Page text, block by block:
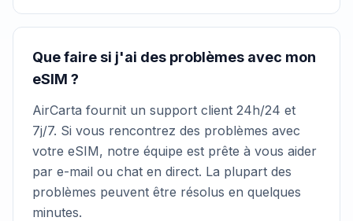
Que faire si j'ai des problèmes avec mon
eSIM ?
AirCarta fournit un support client 24h/24 et
7j/7. Si vous rencontrez des problèmes avec
votre eSIM, notre équipe est prête à vous aider
par e-mail ou chat en direct. La plupart des
problèmes peuvent être résolus en quelques
minutes.